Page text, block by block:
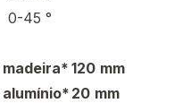
0-45 °
120 mm
20 mm